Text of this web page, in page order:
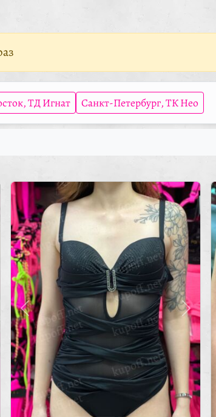
ТД Игнат Санкт-Петербург, ТК Нео